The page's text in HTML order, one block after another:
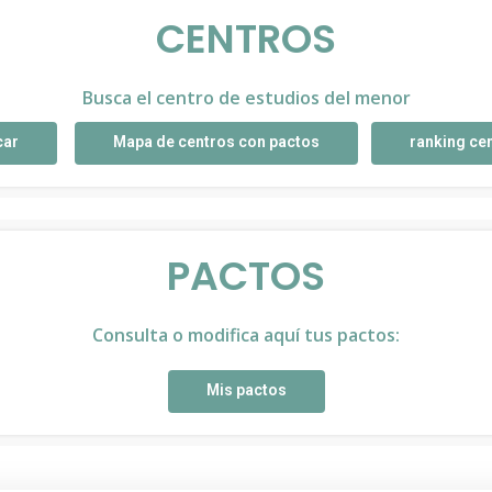
CENTROS
Busca el centro de estudios del menor
Mapa de centros con pactos ranking
PACTOS
Consulta o modifica aquí tus pactos:
Mis pactos